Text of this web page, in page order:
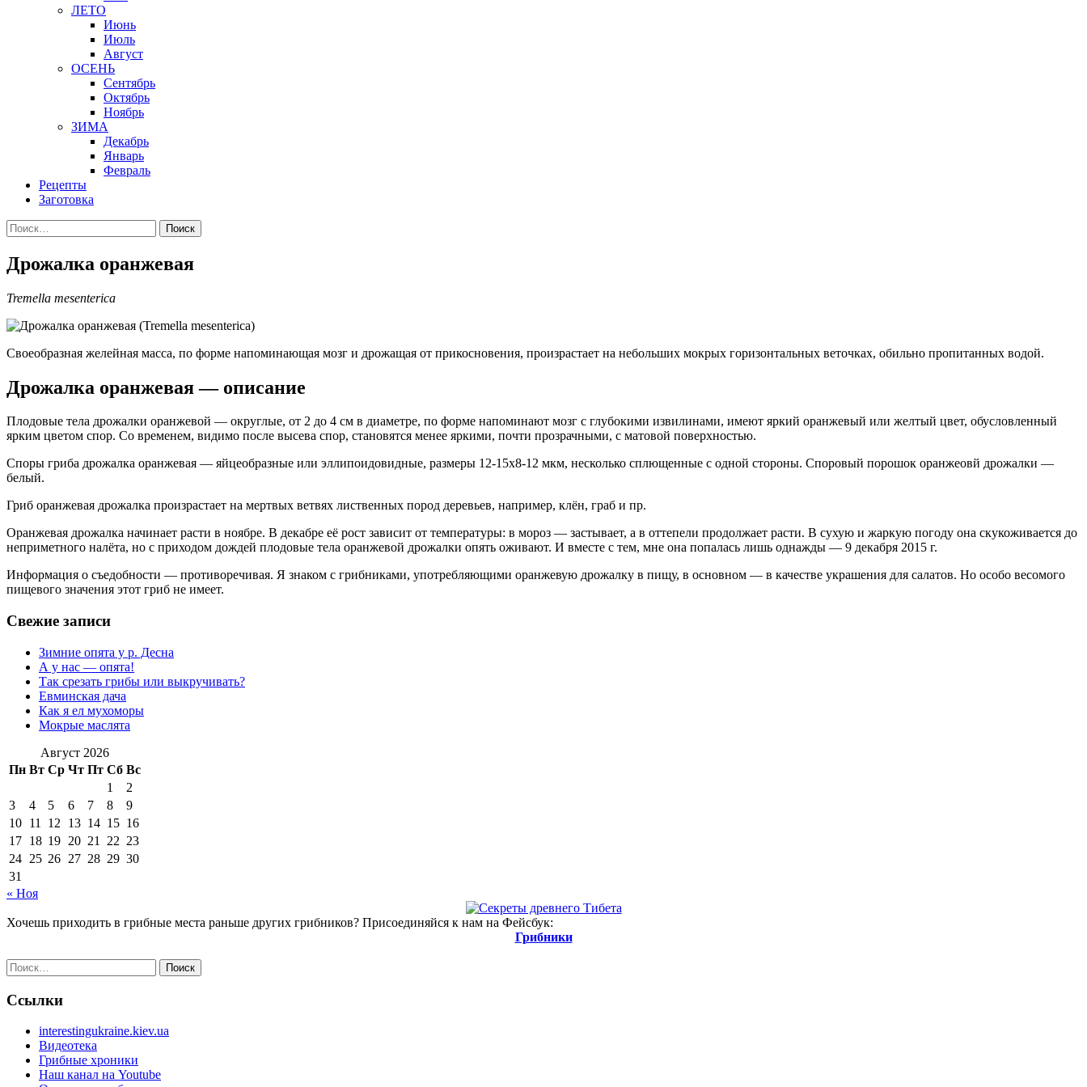
ЛЕТО
Июнь
Июль
Август
ОСЕНЬ
Сентябрь
Октябрь
Ноябрь
ЗИМА
Декабрь
Январь
Февраль
Рецепты
Заготовка
Найти:
Дрожалка оранжевая
Tremella mesenterica
Своеобразная желейная масса, по форме напоминающая мозг и дрожащая от прикосновения, произрастает на небольших мокрых горизонтальных веточках, обильно пропитанных водой.
Дрожалка оранжевая — описание
Плодовые тела дрожалки оранжевой — округлые, от 2 до 4 см в диаметре, по форме напоминают мозг с глубокими извилинами, имеют яркий оранжевый или желтый цвет, обусловленный
ярким цветом спор. Со временем, видимо после высева спор, становятся менее яркими, почти прозрачными, с матовой поверхностью.
Споры гриба дрожалка оранжевая — яйцеобразные или эллипоидовидные, размеры 12-15х8-12 мкм, несколько сплющенные с одной стороны. Споровый порошок оранжеовй дрожалки —
белый.
Гриб оранжевая дрожалка произрастает на мертвых ветвях лиственных пород деревьев, например, клён, граб и пр.
Оранжевая дрожалка начинает расти в ноябре. В декабре её рост зависит от температуры: в мороз — застывает, а в оттепели продолжает расти. В сухую и жаркую погоду она скукоживается до
неприметного налёта, но с приходом дождей плодовые тела оранжевой дрожалки опять оживают. И вместе с тем, мне она попалась лишь однажды — 9 декабря 2015 г.
Информация о съедобности — противоречивая. Я знаком с грибниками, употребляющими оранжевую дрожалку в пищу, в основном — в качестве украшения для салатов. Но особо весомого
пищевого значения этот гриб не имеет.
Свежие записи
Зимние опята у р. Десна
А у нас — опята!
Так срезать грибы или выкручивать?
Евминская дача
Как я ел мухоморы
Мокрые маслята
Август 2026
Пн Вт Ср Чт Пт Сб Вс
1
2
3
4 5 6 7 8
9
10 11 12 13 14 15 16
17 18 19 20 21 22 23
24 25 26 27 28 29 30
31
« Ноя
Хочешь приходить в грибные места раньше других грибников? Присоединяйся к нам на Фейсбук:
Грибники
Найти:
Ссылки
interestingukraine.kiev.ua
Видеотека
Грибные хроники
Наш канал на Youtube